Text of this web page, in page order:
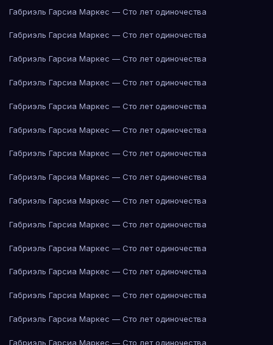
Габриэль Гарсиа Маркес — Сто лет одиночества
Габриэль Гарсиа Маркес — Сто лет одиночества
Габриэль Гарсиа Маркес — Сто лет одиночества
Габриэль Гарсиа Маркес — Сто лет одиночества
Габриэль Гарсиа Маркес — Сто лет одиночества
Габриэль Гарсиа Маркес — Сто лет одиночества
Габриэль Гарсиа Маркес — Сто лет одиночества
Габриэль Гарсиа Маркес — Сто лет одиночества
Габриэль Гарсиа Маркес — Сто лет одиночества
Габриэль Гарсиа Маркес — Сто лет одиночества
Габриэль Гарсиа Маркес — Сто лет одиночества
Габриэль Гарсиа Маркес — Сто лет одиночества
Габриэль Гарсиа Маркес — Сто лет одиночества
Габриэль Гарсиа Маркес — Сто лет одиночества
Габриэль Гарсиа Маркес — Сто лет одиночества